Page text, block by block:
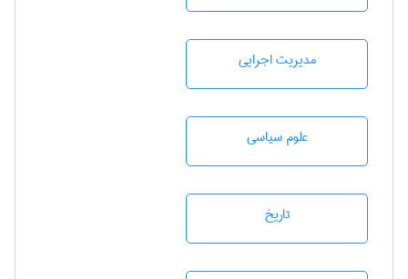
مديريت اجرايی
علوم سياسی
تاريخ